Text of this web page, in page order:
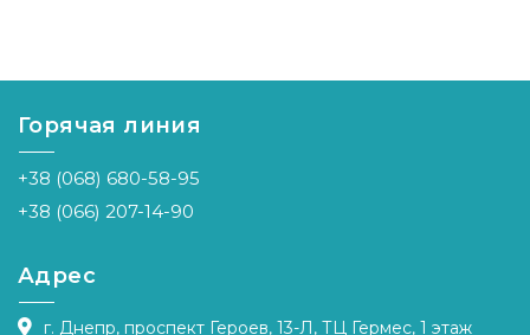
Горячая линия
+38 (068) 680-58-95
+38 (066) 207-14-90
Адрес
г. Днепр, проспект Героев, 13-Л, ТЦ Гермес, 1 этаж